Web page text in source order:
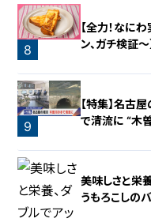
6
8
【全力！なに
ン、ガチ検証
9
【特集】名古
で清流に “木
美味しさと栄
うもろこしの